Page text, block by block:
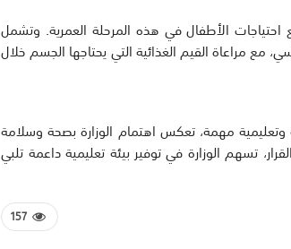
الأطفال في هذه المرحلة العمرية. وتشمل
مع مراعاة القيم الغذائية التي يحتاجها الجسم خلال
وتعليمية مهمة، تعكس اهتمام الوزارة بصحة وسلامة
تسهم الوزارة في توفير بيئة تعليمية داعمة تلبي
157